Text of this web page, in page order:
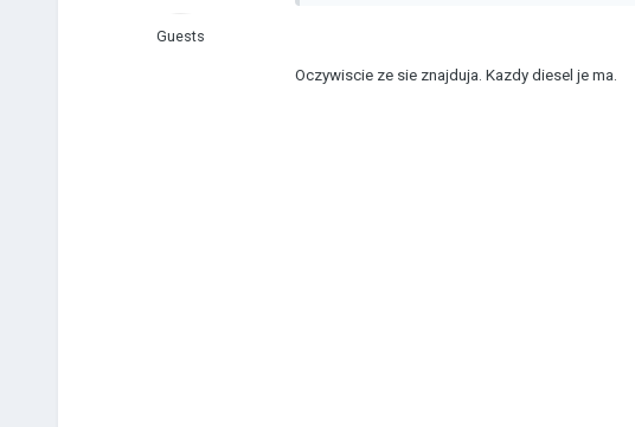
Guests
Oczywiscie ze sie znajduja. Kazdy diesel je ma.